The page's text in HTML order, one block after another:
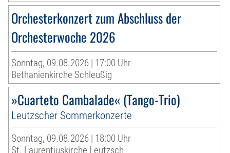
Orchesterkonzert zum Abschluss der
Orchesterwoche 2026
Sonntag, 09.08.2026 | 17:00 Uhr
Bethanienkirche Schleußig
»Cuarteto Cambalade« (Tango-Trio)
Leutzscher Sommerkonzerte
Sonntag, 09.08.2026 | 18:00 Uhr
St. Laurentiuskirche Leutzsch